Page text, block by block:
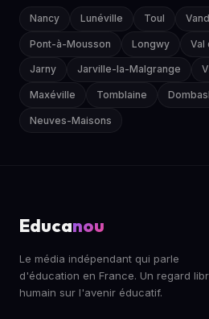
Nancy Lunéville Toul
Pont-à-Mousson Longwy Val
Jarny Jarville-la-Malgrange
Maxéville Tomblaine
Neuves-Maisons
Educanou
Le média indépendant qui parle
d'éducation en France. Un regard
humain sur l'avenir éducatif.